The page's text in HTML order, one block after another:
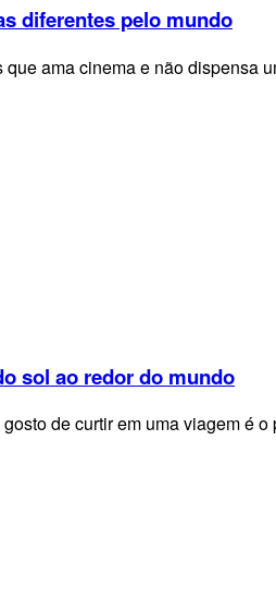
diferentes pelo mundo
ama cinema e não dispensa
sol ao redor do mundo
de curtir em uma viagem é